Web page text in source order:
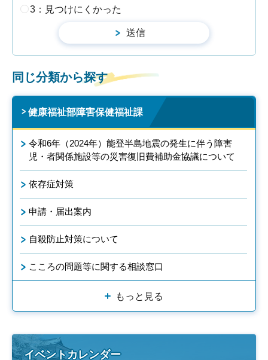
3：見つけにくかった
同じ分類から探す
健康福祉部障害保健福祉課
令和6年（2024年）能登半島地震の発生に伴う障害
児・者関係施設等の災害復旧費補助金協議について
依存症対策
申請・届出案内
自殺防止対策について
こころの問題等に関する相談窓口
もっと見る
イベントカレンダー